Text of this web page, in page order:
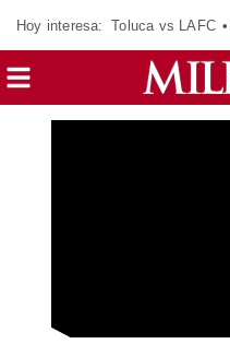
Hoy interesa: Toluca vs LAFC